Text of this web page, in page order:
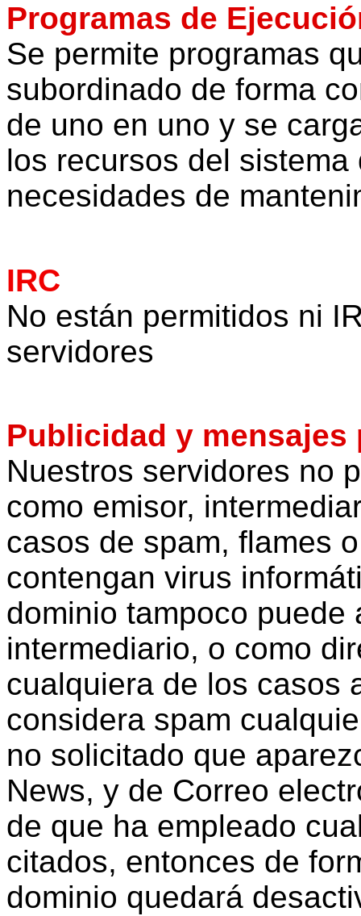
Programas de
Se permite programas
subordinado de forma
de uno en uno y se
los recursos del
necesidades de
IRC
No están permitidos ni
servidores
Publicidad y
Nuestros servidores no
como emisor,
casos de spam, flames
contengan virus
dominio tampoco puede
intermediario, o como
cualquiera de los casos
considera spam
no solicitado que
News, y de Correo
de que ha empleado
citados, entonces de
dominio quedará